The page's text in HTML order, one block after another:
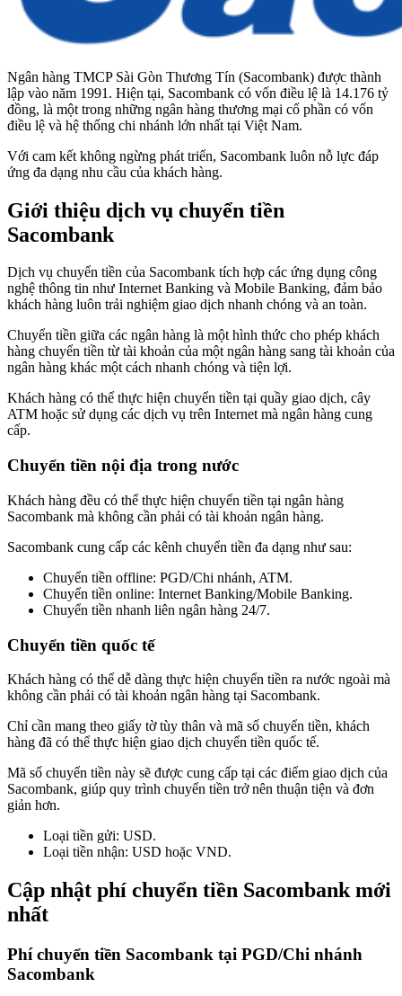
Ngân hàng TMCP Sài Gòn Thương Tín (Sacombank) được thành
lập vào năm 1991. Hiện tại, Sacombank có vốn điều lệ là 14.176 tỷ
đồng, là một trong những ngân hàng thương mại cổ phần có vốn
điều lệ và hệ thống chi nhánh lớn nhất tại Việt Nam.
Với cam kết không ngừng phát triển, Sacombank luôn nỗ lực đáp
ứng đa dạng nhu cầu của khách hàng.
Giới thiệu dịch vụ chuyển tiền
Sacombank
Dịch vụ chuyển tiền của Sacombank tích hợp các ứng dụng công
nghệ thông tin như Internet Banking và Mobile Banking, đảm bảo
khách hàng luôn trải nghiệm giao dịch nhanh chóng và an toàn.
Chuyển tiền giữa các ngân hàng là một hình thức cho phép khách
hàng chuyển tiền từ tài khoản của một ngân hàng sang tài khoản của
ngân hàng khác một cách nhanh chóng và tiện lợi.
Khách hàng có thể thực hiện chuyển tiền tại quầy giao dịch, cây
ATM hoặc sử dụng các dịch vụ trên Internet mà ngân hàng cung
cấp.
Chuyển tiền nội địa trong nước
Khách hàng đều có thể thực hiện chuyển tiền tại ngân hàng
Sacombank mà không cần phải có tài khoản ngân hàng.
Sacombank cung cấp các kênh chuyển tiền đa dạng như sau:
Chuyển tiền offline: PGD/Chi nhánh, ATM.
Chuyển tiền online: Internet Banking/Mobile Banking.
Chuyển tiền nhanh liên ngân hàng 24/7.
Chuyển tiền quốc tế
Khách hàng có thể dễ dàng thực hiện chuyển tiền ra nước ngoài mà
không cần phải có tài khoản ngân hàng tại Sacombank.
Chỉ cần mang theo giấy tờ tùy thân và mã số chuyển tiền, khách
hàng đã có thể thực hiện giao dịch chuyển tiền quốc tế.
Mã số chuyển tiền này sẽ được cung cấp tại các điểm giao dịch của
Sacombank, giúp quy trình chuyển tiền trở nên thuận tiện và đơn
giản hơn.
Loại tiền gửi: USD.
Loại tiền nhận: USD hoặc VND.
Cập nhật phí chuyển tiền Sacombank mới
nhất
Phí chuyển tiền Sacombank tại PGD/Chi nhánh
Sacombank